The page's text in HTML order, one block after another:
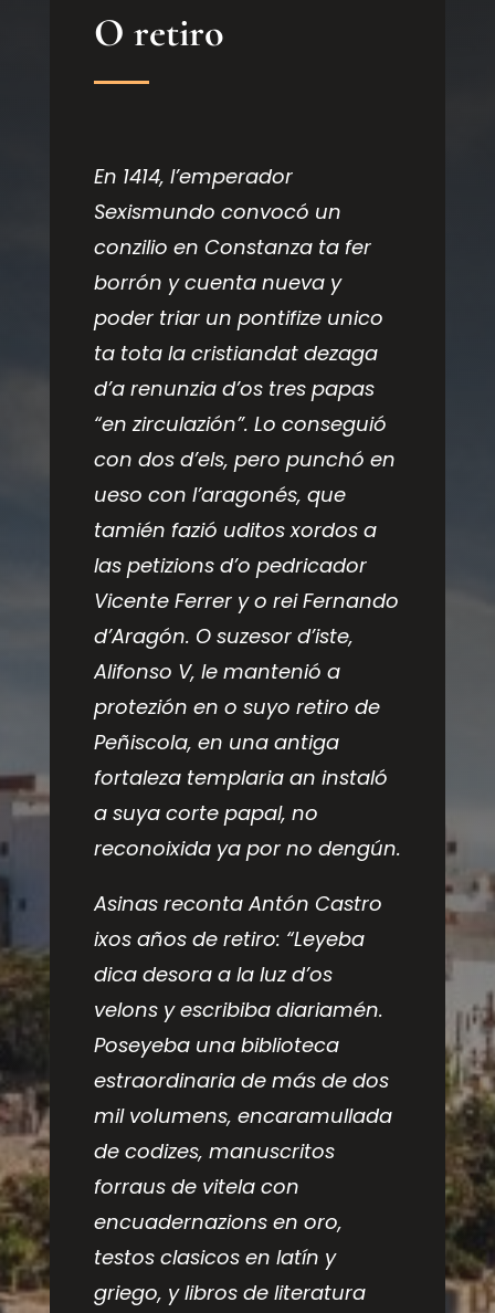
O retiro
En 1414, l’emperador
Sexismundo convocó un
conzilio en Constanza ta fer
borrón y cuenta nueva y
poder triar un pontifize unico
ta tota la cristiandat dezaga
d’a renunzia d’os tres papas
“en zirculazión”. Lo conseguió
con dos d’els, pero punchó en
ueso con l’aragonés, que
tamién fazió uditos xordos a
las petizions d’o pedricador
Vicente Ferrer y o rei Fernando
d’Aragón. O suzesor d’iste,
Alifonso V, le mantenió a
protezión en o suyo retiro de
Peñiscola, en una antiga
fortaleza templaria an instaló
a suya corte papal, no
reconoixida ya por no dengún.
Asinas reconta Antón Castro
ixos años de retiro: “Leyeba
dica desora a la luz d’os
velons y escribiba diariamén.
Poseyeba una biblioteca
estraordinaria de más de dos
mil volumens, encaramullada
de codizes, manuscritos
forraus de vitela con
encuadernazions en oro,
testos clasicos en latín y
griego, y libros de literatura